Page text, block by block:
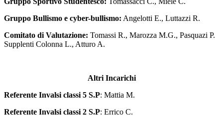
Gruppo Bullismo e cyber-bullismo: Angelotti E., Luttazzi R.
Comitato di Valutazione: Tomassi R., Marozza M.G., Pasquazi P.
Supplenti Colonna L., Atturo A.
Altri Incarichi
Referente Invalsi classi 5 S.P: Mattia M.
Referente Invalsi classi 2 S.P: Errico C.